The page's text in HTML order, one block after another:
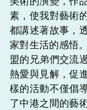
素，使我對藝術
都講述著故事，
家對生活的感悟
盟的兄弟們交流
熱愛與見解，促
樣的活動不僅倡
了中港之間的藝